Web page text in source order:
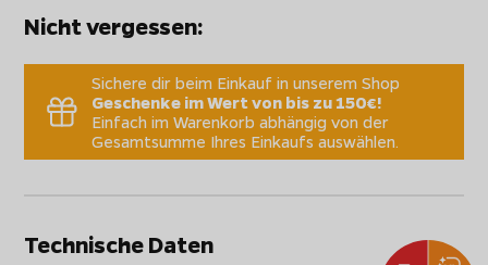
Nicht vergessen:
Sichere dir beim Einkauf in unserem Shop
Geschenke im Wert von bis zu 150€!
Einfach im Warenkorb abhängig von der
Gesamtsumme Ihres Einkaufs auswählen.
Technische Daten